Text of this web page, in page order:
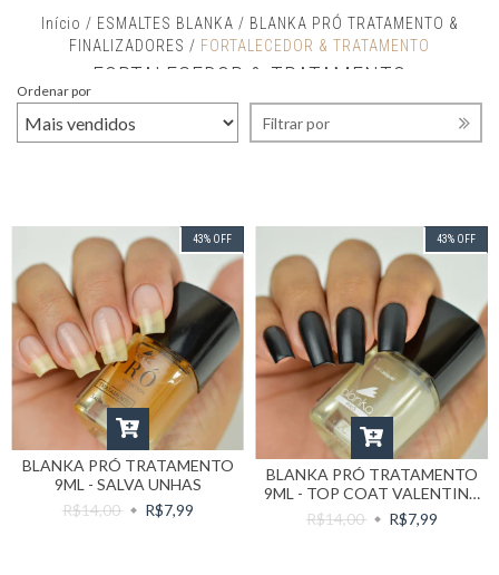
Início / ESMALTES BLANKA / BLANKA PRÓ TRATAMENTO &
FINALIZADORES / FORTALECEDOR & TRATAMENTO
FORTALECEDOR & TRATAMENTO
Ordenar por
Filtrar por
43% OFF
BLANKA PRÓ TRATAMENTO
9ML - SALVA UNHAS
R$14,00
R$7,99
43% OFF
BLANKA PRÓ TRATAMENTO
9ML - TOP COAT VALENTINA
FOSCO (NIVELADOR)
R$14,00 R$7,99